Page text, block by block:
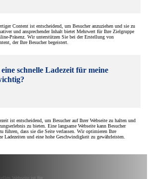
Content ist entscheidend, um Besucher anzuziehen und sie zu
und ansprechender Inhalt bietet Mehrwert für Ihre Zielgruppe
Präsenz. Wir unterstützen Sie bei der Erstellung von
der Ihre Besucher begeistert.
schnelle Ladezeit für meine
ist entscheidend, um Besucher auf Ihrer Webseite zu halten und
zu bieten. Eine langsame Webseite kann Besucher
führen, dass sie die Seite verlassen. Wir optimieren Ihre
Ladezeiten und eine hohe Geschwindigkeit zu gewährleisten.
Webseite ist für